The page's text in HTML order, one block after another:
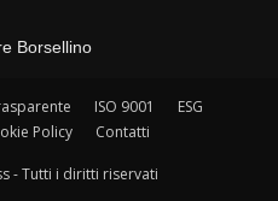
Borsellino
ISO 9001
ESG
Policy Contatti
- Tutti i diritti riservati